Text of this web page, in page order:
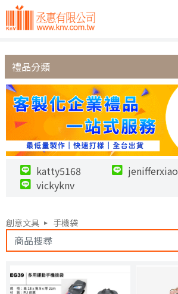
禮品分類
katty5168
jenifferxiao
vickyknv
創意文具 手機袋